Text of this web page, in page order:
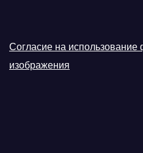
Согласие на использование
изображения